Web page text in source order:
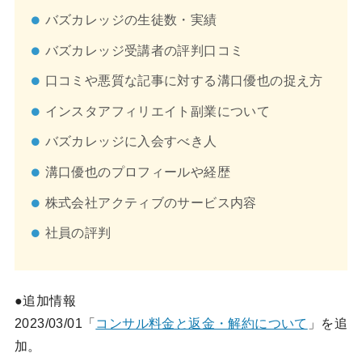
バズカレッジの生徒数・実績
バズカレッジ受講者の評判口コミ
口コミや悪質な記事に対する溝口優也の捉え方
インスタアフィリエイト副業について
バズカレッジに入会すべき人
溝口優也のプロフィールや経歴
株式会社アクティブのサービス内容
社員の評判
●追加情報
2023/03/01「 コンサル料金と返金・解約について 」を追
加。